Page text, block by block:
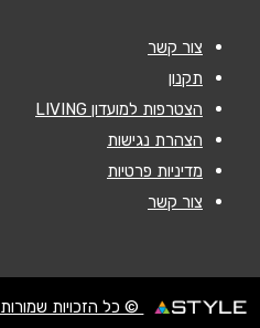
צור קשר
תקנון
הצטרפות למועדון LIVING
הצהרת נגישות
מדיניות פרטיות
צור קשר
© כל הזכויות שמורות STYLE ניהול מועדוני לקוחות